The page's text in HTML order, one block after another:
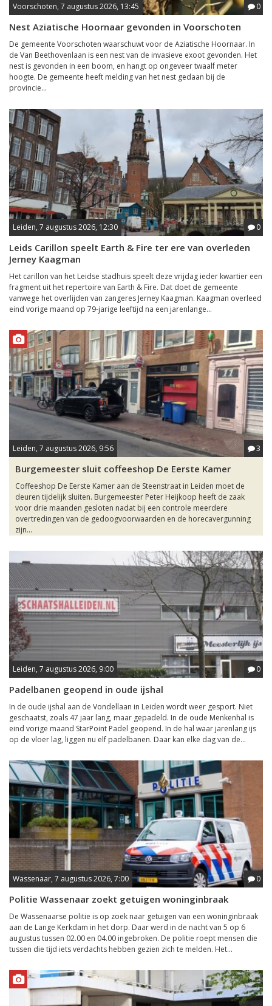
Voorschoten, 7 augustus 2026, 13:45 0
Nest Aziatische Hoornaar gevonden in Voorschoten
De gemeente Voorschoten waarschuwt voor de Aziatische Hoornaar. In
de Van Beethovenlaan is een nest van de invasieve exoot gevonden. Het
nest is gevonden in een boom, en hangt op ongeveer twaalf meter
hoogte. De gemeente heeft melding van het nest gedaan bij de
provincie...
Leiden, 7 augustus 2026, 12:30 0
Leids Carillon speelt Earth & Fire ter ere van overleden
Jerney Kaagman
Het carillon van het Leidse stadhuis speelt deze vrijdag ieder kwartier een
fragment uit het repertoire van Earth & Fire. Dat doet de gemeente
vanwege het overlijden van zangeres Jerney Kaagman. Kaagman overleed
eind vorige maand op 79-jarige leeftijd na een jarenlange...
Leiden, 7 augustus 2026, 9:56 3
Burgemeester sluit coffeeshop De Eerste Kamer
Coffeeshop De Eerste Kamer aan de Steenstraat in Leiden moet de
deuren tijdelijk sluiten. Burgemeester Peter Heijkoop heeft de zaak
voor drie maanden gesloten nadat bij een controle meerdere
overtredingen van de gedoogvoorwaarden en de horecavergunning
zijn...
Leiden, 7 augustus 2026, 9:00 0
Padelbanen geopend in oude ijshal
In de oude ijshal aan de Vondellaan in Leiden wordt weer gesport. Niet
geschaatst, zoals 47 jaar lang, maar gepadeld. In de oude Menkenhal is
eind vorige maand StarPoint Padel geopend. In de hal waar jarenlang ijs
op de vloer lag, liggen nu elf padelbanen. Daar kan elke dag van de...
Wassenaar, 7 augustus 2026, 7:00 0
Politie Wassenaar zoekt getuigen woninginbraak
De Wassenaarse politie is op zoek naar getuigen van een woninginbraak
aan de Lange Kerkdam in het dorp. Daar werd in de nacht van 5 op 6
augustus tussen 02.00 en 04.00 ingebroken. De politie roept mensen die
tussen die tijd iets verdachts hebben gezien zich te melden. Het...